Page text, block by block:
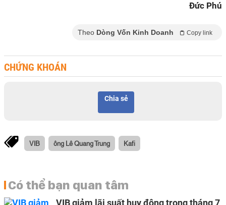
Đức Phú
Theo Dòng Vốn Kinh Doanh Copy link
CHỨNG KHOÁN
Chia sẻ
VIB ông Lê Quang Trung Kafi
Có thể bạn quan tâm
VIB giảm lãi suất huy động trong tháng 7